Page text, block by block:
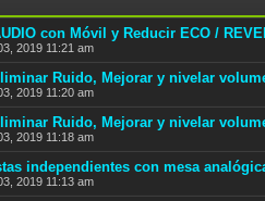
con Móvil y Reducir ECO /
2019 11:21 am
Ruido, Mejorar y nivelar
2019 11:20 am
Ruido, Mejorar y nivelar
2019 11:18 am
independientes con mesa
2019 11:13 am